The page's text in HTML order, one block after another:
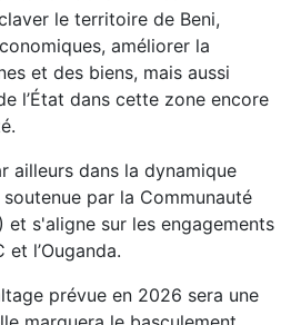
le territoire de Beni,
améliorer la
et des biens, mais aussi
l’État dans cette zone encore
ailleurs dans la dynamique
par la Communauté
et s'aligne sur les engagements
l’Ouganda.
prévue en 2026 sera une